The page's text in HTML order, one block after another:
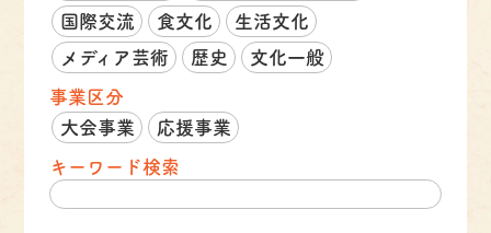
国際交流
食文化
生活文化
メディア芸術
歴史 文化一般
事業区分
大会事業
応援事業
キーワード検索